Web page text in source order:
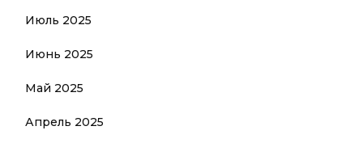
Июль 2025
Июнь 2025
Май 2025
Апрель 2025